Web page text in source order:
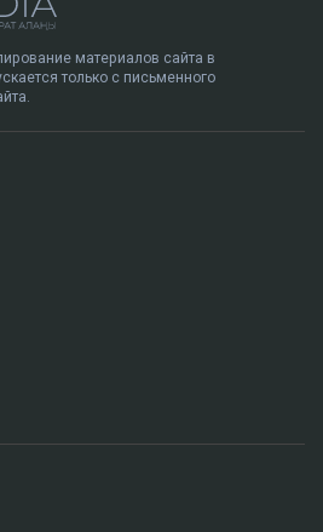
материалов сайта в
только с письменного